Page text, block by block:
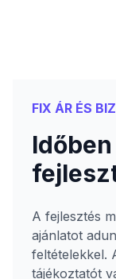
FIX ÁR ÉS
A fejlesztés
ajánlatot
feltételekkel.
tájékoztatót